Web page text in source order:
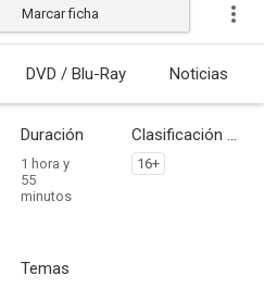
Estrenada
Marcar ficha
DVD / Blu-Ray Noticias
Duración
1 hora y
55
minutos
Clasificación por edades
16+
Temas